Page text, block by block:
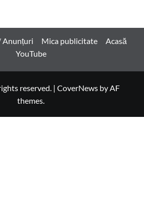
Anunțuri Mica publicitate
Acasă
YouTube
reserved. | CoverNews by AF
themes.